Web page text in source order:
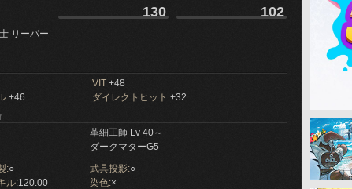
130 102
リーパー
VIT +48
+46 ダイレクトヒット +32
革細工師 Lv 40～
ダークマターG5
:○ 武具投影:○
ル:120.00 染色:×